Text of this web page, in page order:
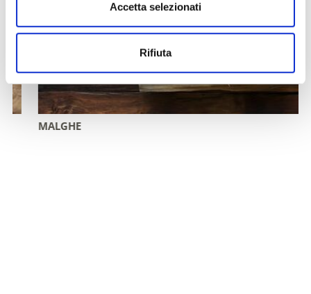
Accetta selezionati
Rifiuta
MALGHE